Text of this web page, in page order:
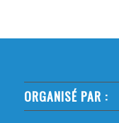
ORGANISÉ PAR :